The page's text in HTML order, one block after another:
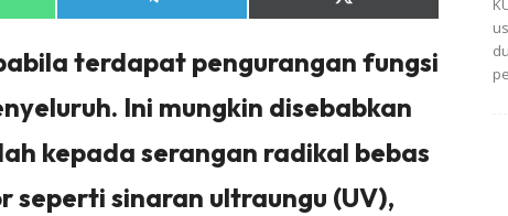
on
on
(Twitter)
terdapat pengurangan fungsi
Ini mungkin disebabkan
kepada serangan radikal bebas
seperti sinaran ultraungu (UV),